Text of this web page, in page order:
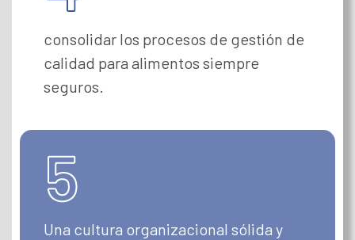
consolidar los procesos de gestión de
calidad para alimentos siempre
seguros.
Una cultura organizacional sólida y